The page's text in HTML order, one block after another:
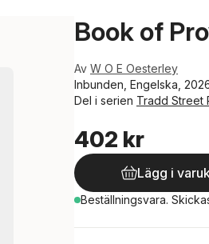
Book of
Av W O E Oesterley
Inbunden, Engelska,
Del i serien Tradd Street
402 kr
Lägg i
Beställningsvara.